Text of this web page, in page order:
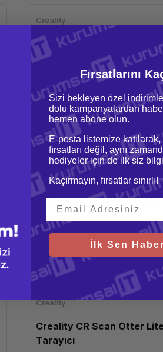
Creality
Creality 3301010410 Hyper
1.75mm 1kg Mor Filament
1.008,55 TL
Creality
Creality 3301010381 Hyper
1.75mm 1kg Turuncu
1.008,55 TL
Creality
Creality CR Scan Otter
Tarayıcı
Fırsatlarını
Sizi bekleyen özel
dolu kampanyalardan
hemen abone olun.
E-posta listemize
fırsatları değil, aynı
hediyeler için de ilk siz
Kaçırmayın, fırsatlar sınırlı!
İlk Sen